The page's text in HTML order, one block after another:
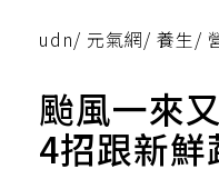
udn/ 元氣網/ 養生/
颱風一來
4招跟新